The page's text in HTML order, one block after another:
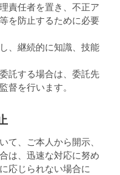
責任者を置き、不正ア
を防止するために必要
、継続的に知識、技能
託する場合は、委託先
督を行います。
て、ご本人から開示、
は、迅速な対応に努め
応じられない場合に